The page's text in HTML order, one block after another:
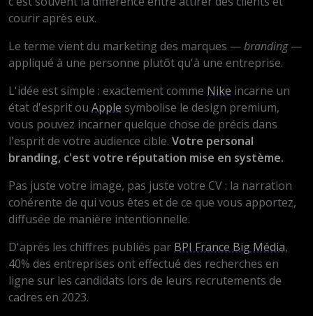
courir après eux.
Le terme vient du marketing des marques —branding—
appliqué à une personne plutôt qu'à une entreprise.
L'idée est simple : exactement comme Nike incarne un
état d'esprit ou Apple symbolise le design premium,
vous pouvez incarner quelque chose de précis dans
l'esprit de votre audience cible. Votre personal
branding, c'est votre réputation mise en système.
Pas juste votre image, pas juste votre CV : la narration
cohérente de qui vous êtes et de ce que vous apportez,
diffusée de manière intentionnelle.
D'après les chiffres publiés par BPI France Big Média,
40% des entreprises ont effectué des recherches en
ligne sur les candidats lors de leurs recrutements de
cadres en 2023.